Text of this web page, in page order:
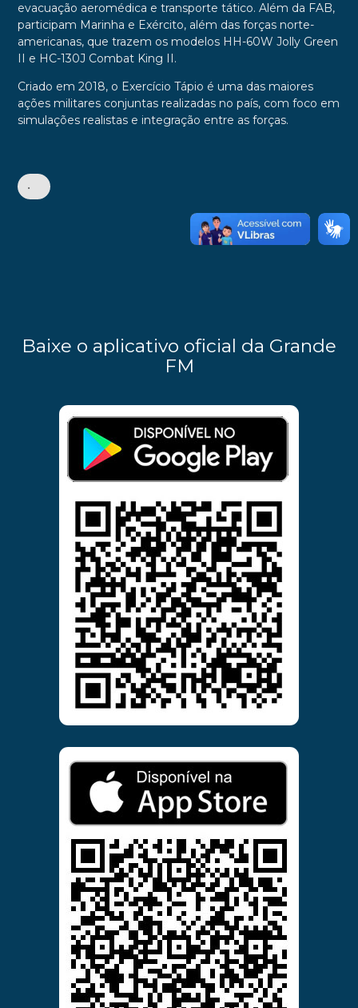
evacuação aeromédica e transporte tático. Além da FAB,
participam Marinha e Exército, além das forças norte-
americanas, que trazem os modelos HH-60W Jolly Green
II e HC-130J Combat King II.
Criado em 2018, o Exercício Tápio é uma das maiores
ações militares conjuntas realizadas no país, com foco em
simulações realistas e integração entre as forças.
•
Baixe o aplicativo oficial da Grande
FM